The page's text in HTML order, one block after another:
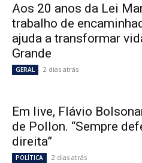
Aos 20 anos da Lei
trabalho de
ajuda a transformar
Grande
GERAL 2 dias atrás
Em live, Flávio
de Pollon. “Sempre
direita”
POLÍTICA 2 dias atrás